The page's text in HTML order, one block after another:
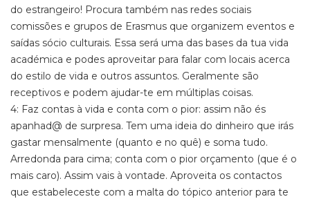
do estrangeiro! Procura também nas redes sociais
comissões e grupos de Erasmus que organizem eventos e
saídas sócio culturais. Essa será uma das bases da tua vida
académica e podes aproveitar para falar com locais acerca
do estilo de vida e outros assuntos. Geralmente são
receptivos e podem ajudar-te em múltiplas coisas.
4: Faz contas à vida e conta com o pior: assim não és
apanhad@ de surpresa. Tem uma ideia do dinheiro que irás
gastar mensalmente (quanto e no quê) e soma tudo.
Arredonda para cima; conta com o pior orçamento (que é o
mais caro). Assim vais à vontade. Aproveita os contactos
que estabeleceste com a malta do tópico anterior para te